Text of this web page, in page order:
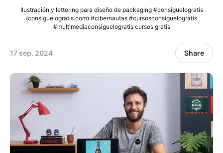
Ilustración y lettering para diseño de packaging #consiguelogratis
(consiguelogratis.com) #cibernautas #cursosconsiguelogratis
#multimediaconsiguelogratis cursos gratis
17 sep. 2024 Share